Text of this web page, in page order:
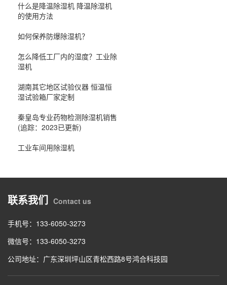
什么是降温除湿机 降温除湿机
的使用方法
如何保养防爆除湿机？
怎么降低工厂内的湿度？工业除
湿机
湖南其它地区试验仪器 恒温恒
湿试验箱厂家定制
秦皇岛专业药物检测除湿机销售
(追踪：2023已更新)
工业车间用除湿机
联系我们 Contact us
手机号：133-6050-3273
微信号：133-6050-3273
公司地址：广东深圳坪山区青松西路8号鸿合科技园